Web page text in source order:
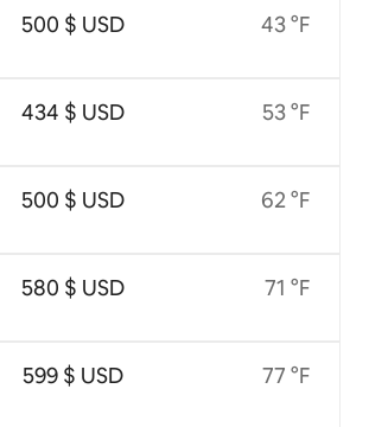
500 $ USD
434 $ USD
500 $ USD
580 $ USD
599 $ USD
43 °F
53 °F
62 °F
71 °F
77 °F